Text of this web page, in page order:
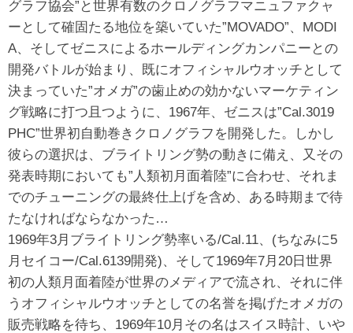
グラフ協会”と世界有数のクロノグラフマニュファクャ
ーとして確固たる地位を築いていた”MOVADO”、MODI
A、そしてゼニスによるホールディングカンパニーとの
開発バトルが始まり、既にオフィシャルウオッチとして
決まっていた”オメガ”の歯止めの効かないマーケティン
グ戦略に打つ且つように、1967年、ゼニスは”Cal.3019
PHC”世界初自動巻きクロノグラフを開発した。しかし
彼らの選択は、ブライトリング勢の動きに備え、又その
発表時期においても”人類初月面着陸”に合わせ、それま
でのチューニングの最終仕上げを含め、ある時期まで待
たなければならなかった…
1969年3月ブライトリング勢率いる/Cal.11、(ちなみに5
月セイコー/Cal.6139開発)、そして1969年7月20日世界
初の人類月面着陸が世界のメディアで流され、それに伴
うオフィシャルウオッチとしての名誉を掲げたオメガの
販売戦略を待ち、1969年10月その名はスイス時計、いや